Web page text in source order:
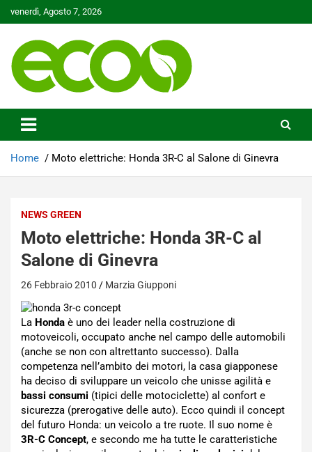
to
venerdì, Agosto 7, 2026
Ecoo.it
Home Moto elettriche: Honda 3R-C al Salone di Ginevra
NEWS GREEN
Moto elettriche: Honda 3R-C al
Salone di Ginevra
26 Febbraio 2010 Marzia Giupponi
La Honda è uno dei leader nella costruzione di
motoveicoli, occupato anche nel campo delle automobili
(anche se non con altrettanto successo). Dalla
competenza nell’ambito dei motori, la casa giapponese
ha deciso di sviluppare un veicolo che unisse agilità e
bassi consumi (tipici delle motociclette) al confort e
sicurezza (prerogative delle auto). Ecco quindi il concept
del futuro Honda: un veicolo a tre ruote. Il suo nome è
3R-C Concept, e secondo me ha tutte le caratteristiche